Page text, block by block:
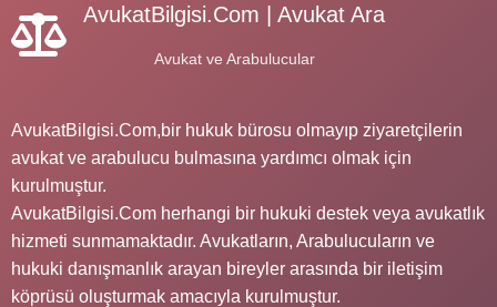
AvukatBilgisi.Com | Avukat Ara
Avukat ve Arabulucular
AvukatBilgisi.Com,bir hukuk bürosu olmayıp ziyaretçilerin
avukat ve arabulucu bulmasına yardımcı olmak için
kurulmuştur.
AvukatBilgisi.Com herhangi bir hukuki destek veya avukatlık
hizmeti sunmamaktadır. Avukatların, Arabulucuların ve
hukuki danışmanlık arayan bireyler arasında bir iletişim
köprüsü oluşturmak amacıyla kurulmuştur.